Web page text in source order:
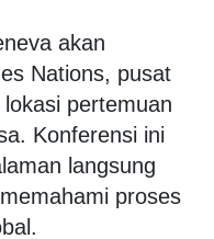
akan
Nations, pusat
pertemuan
Konferensi ini
langsung
proses